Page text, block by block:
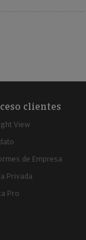
clientes
View
de Empresa
Privada
Pro